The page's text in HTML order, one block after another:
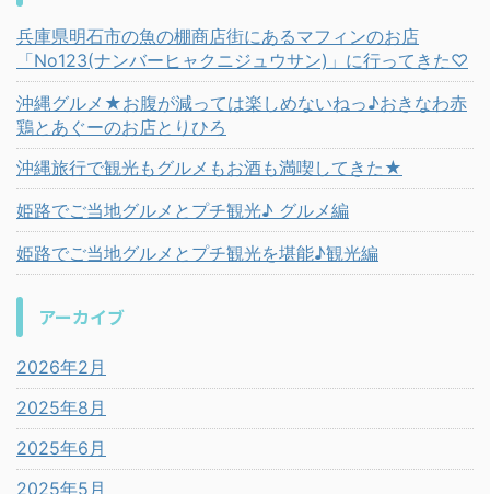
兵庫県明石市の魚の棚商店街にあるマフィンのお店
「No123(ナンバーヒャクニジュウサン)」に行ってきた♡
沖縄グルメ★お腹が減っては楽しめないねっ♪おきなわ赤
鶏とあぐーのお店とりひろ
沖縄旅行で観光もグルメもお酒も満喫してきた★
姫路でご当地グルメとプチ観光♪ グルメ編
姫路でご当地グルメとプチ観光を堪能♪観光編
アーカイブ
2026年2月
2025年8月
2025年6月
2025年5月